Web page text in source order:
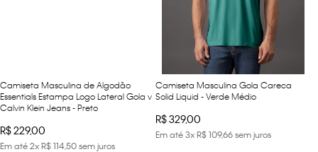
Camiseta Masculina de Algodão
Essentials Estampa Logo Lateral Gola v
Calvin Klein Jeans - Preto
R$229,00
Em até2xR$11450sem juros
Camiseta Masculina Gola Careca
Solid Liquid - Verde Médio
R$329,00
Em até3xR$109,66sem juros